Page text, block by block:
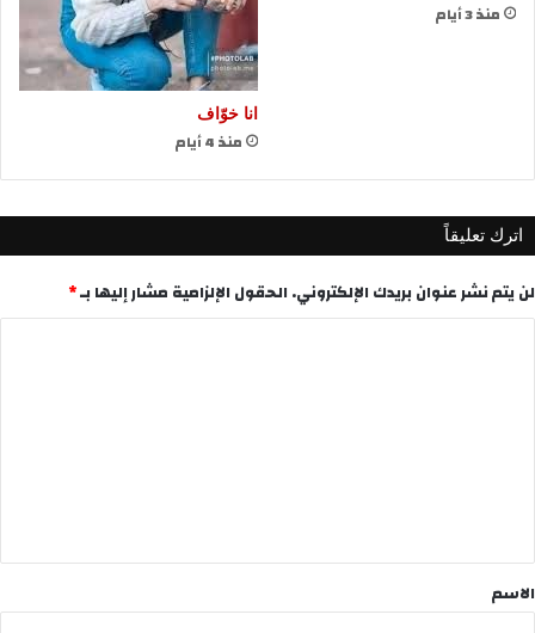
منذ 3 أيام
انا خوّاف
منذ 4 أيام
اترك تعليقاً
لن يتم نشر عنوان بريدك الإلكتروني. الحقول الإلزامية مشار إليها بـ*
*
الاسم